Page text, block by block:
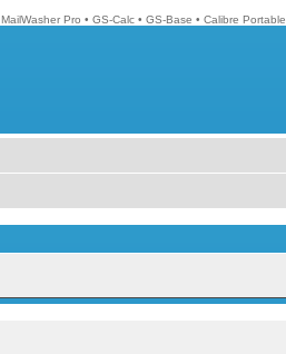
MailWasher Pro • GS-Calc • GS-Base • Calibre Portable